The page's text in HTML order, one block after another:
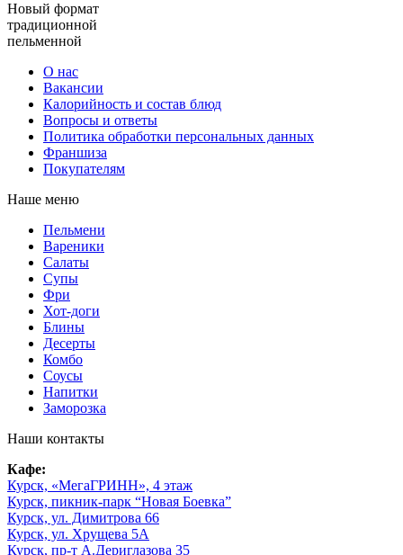
Новый формат
традиционной
пельменной
О нас
Вакансии
Калорийность и состав блюд
Вопросы и ответы
Политика обработки персональных данных
Франшиза
Покупателям
Наше меню
Пельмени
Вареники
Салаты
Супы
Фри
Хот-доги
Блины
Десерты
Комбо
Соусы
Напитки
Заморозка
Наши контакты
Кафе:
Курск, «МегаГРИНН», 4 этаж
Курск, пикник-парк “Новая Боевка”
Курск, ул. Димитрова 66
Курск, ул. Хрущева 5А
Курск, пр-т А.Дериглазова 35